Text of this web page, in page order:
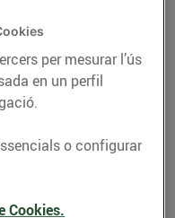
per mesurar l’ús
en un perfil
o configurar
Cookies.